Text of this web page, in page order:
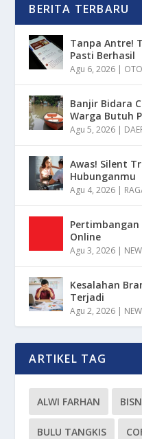
BERITA TERBARU
Tanpa Antre!
Pasti Berhasil
Agu 6, 2026 |
Banjir Bidara
Warga Butuh
Agu 5, 2026 |
Awas! Silent
Hubunganmu
Agu 4, 2026 |
Pertimbangan
Online
Agu 3, 2026 |
Kesalahan
Terjadi
Agu 2, 2026 |
ARTIKEL TAG
ALWI FARHAN
BULU TANGKIS